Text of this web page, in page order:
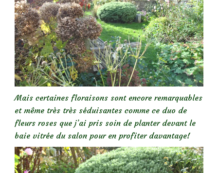
Mais certaines floraisons sont encore remarquables
et même très très séduisantes comme ce duo de
fleurs roses que j’ai pris soin de planter devant le
baie vitrée du salon pour en profiter davantage!